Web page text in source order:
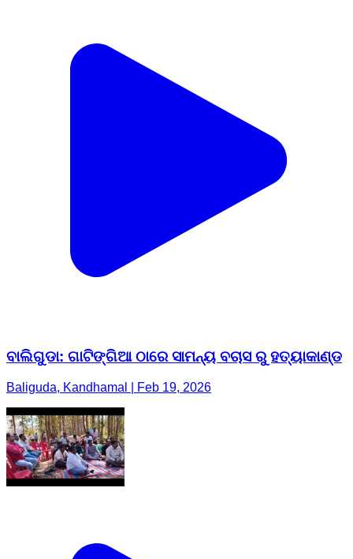
ବାଲିଗୁଡା: ଗାଟିଙ୍ଗିଆ ଠାରେ ସାମନ୍ୟ ବଚାସ ରୁ ହତ୍ୟାକାଣ୍ଡ
Baliguda, Kandhamal | Feb 19, 2026